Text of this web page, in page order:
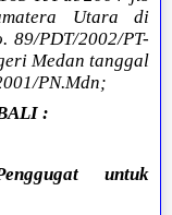
Utara di
PDT/2002/PT-
Medan tanggal
PN.Mdn;
:
untuk